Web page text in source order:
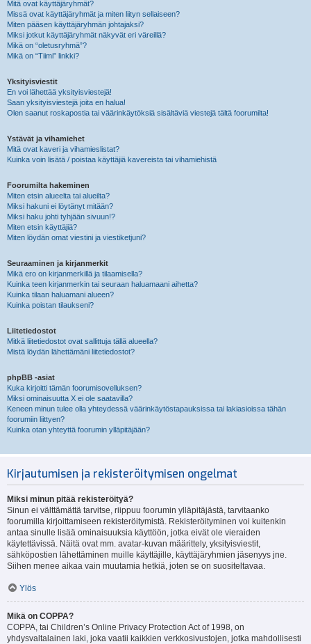
Mitä ovat käyttäjäryhmät?
Missä ovat käyttäjäryhmät ja miten liityn sellaiseen?
Miten pääsen käyttäjäryhmän johtajaksi?
Miksi jotkut käyttäjäryhmät näkyvät eri väreillä?
Mikä on “oletusryhmä”?
Mikä on “Tiimi” linkki?
Yksityisviestit
En voi lähettää yksityisviestejä!
Saan yksityisviestejä joita en halua!
Olen saanut roskapostia tai väärinkäytöksiä sisältäviä viestejä tältä foorumilta!
Ystävät ja vihamiehet
Mitä ovat kaveri ja vihamieslistat?
Kuinka voin lisätä / poistaa käyttäjiä kavereista tai vihamiehistä
Foorumilta hakeminen
Miten etsin alueelta tai alueilta?
Miksi hakuni ei löytänyt mitään?
Miksi haku johti tyhjään sivuun!?
Miten etsin käyttäjiä?
Miten löydän omat viestini ja viestiketjuni?
Seuraaminen ja kirjanmerkit
Mikä ero on kirjanmerkillä ja tilaamisella?
Kuinka teen kirjanmerkin tai seuraan haluamaani aihetta?
Kuinka tilaan haluamani alueen?
Kuinka poistan tilaukseni?
Liitetiedostot
Mitkä liitetiedostot ovat sallittuja tällä alueella?
Mistä löydän lähettämäni liitetiedostot?
phpBB -asiat
Kuka kirjoitti tämän foorumisovelluksen?
Miksi ominaisuutta X ei ole saatavilla?
Keneen minun tulee olla yhteydessä väärinkäytöstapauksissa tai lakiasioissa tähän
foorumiin liittyen?
Kuinka otan yhteyttä foorumin ylläpitäjään?
Kirjautumisen ja rekisteröitymisen ongelmat
Miksi minun pitää rekisteröityä?
Sinun ei välttämättä tarvitse, riippuu foorumin ylläpitäjästä, tarvitaanko
foorumilla kirjoittamiseen rekisteröitymistä. Rekisteröityminen voi kuitenkin
antaa sinulle lisää ominaisuuksia käyttöön, jotka eivät ole vieraiden
käytettävissä. Näitä ovat mm. avatar-kuvan määrittely, yksityisviestit,
sähköpostien lähettäminen muille käyttäjille, käyttäjäryhmien jäsenyys jne.
Siihen menee aikaa vain muutamia hetkiä, joten se on suositeltavaa.
Ylös
Mikä on COPPA?
COPPA, tai Children’s Online Privacy Protection Act of 1998, on
yhdysvaltalainen laki, joka vaatii kaikkien verkkosivustojen, jotka mahdollisesti